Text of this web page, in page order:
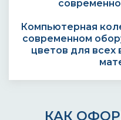
Компьютерная
современном
цветов для всех
КАК